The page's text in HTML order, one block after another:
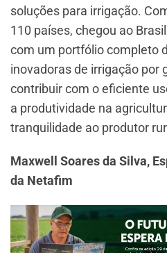
soluções para irrigação.
110 países, chegou ao
com um portfólio completo
inovadoras de irrigação por
contribuir com o eficiente
a produtividade na
tranquilidade ao produtor
Maxwell Soares da Silva,
da Netafim